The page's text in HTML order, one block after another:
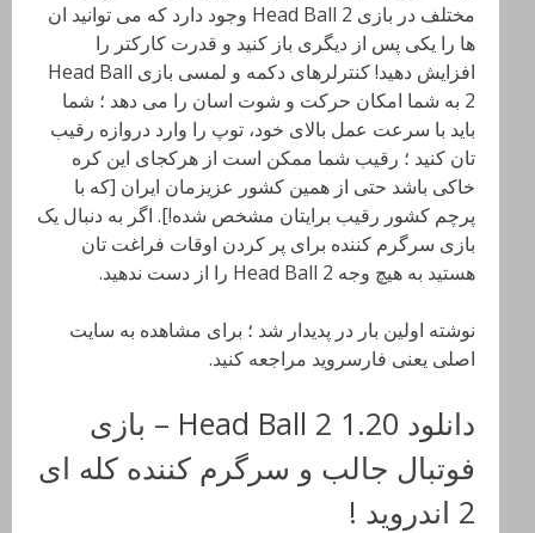
مختلف در بازی Head Ball 2 وجود دارد که می توانید ان
ها را یکی پس از دیگری باز کنید و قدرت کارکتر را
افزایش دهید! کنترلرهای دکمه و لمسی بازی Head Ball
2 به شما امکان حرکت و شوت اسان را می دهد ؛ شما
باید با سرعت عمل بالای خود، توپ را وارد دروازه رقیب
تان کنید ؛ رقیب شما ممکن است از هرکجای این کره
خاکی باشد حتی از همین کشور عزیزمان ایران [که با
پرچم کشور رقیب برایتان مشخص شده!]. اگر به دنبال یک
بازی سرگرم کننده برای پر کردن اوقات فراغت تان
هستید به هیچ وجه Head Ball 2 را از دست ندهید.
نوشته اولین بار در پدیدار شد ؛ برای مشاهده به سایت
اصلی یعنی فارسروید مراجعه کنید.
دانلود Head Ball 2 1.20 – بازی
فوتبال جالب و سرگرم کننده کله ای
2 اندروید !